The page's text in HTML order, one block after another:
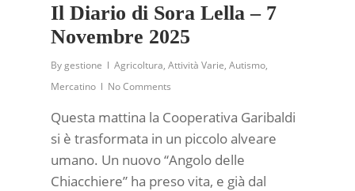
Il Diario di Sora Lella – 7
Novembre 2025
By gestione Agricoltura, Attività Varie, Autismo,
Mercatino
No Comments
Questa mattina la Cooperativa Garibaldi
si è trasformata in un piccolo alveare
umano. Un nuovo “Angolo delle
Chiacchiere” ha preso vita, e già dal